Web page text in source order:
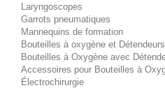
Laryngoscopes
Garrots pneumatiques
Mannequins de formation
Bouteilles à oxygène et Détendeurs
Bouteilles à Oxygène avec
Accessoires pour Bouteilles à
Électrochirurgie